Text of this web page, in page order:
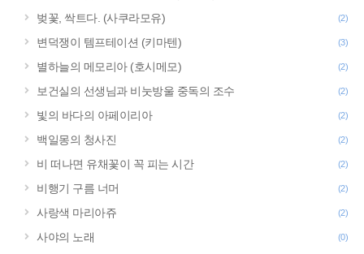
벚꽃, 싹트다. (사쿠라모유) (2)
변덕쟁이 템프테이션 (키마텐) (3)
별하늘의 메모리아 (호시메모) (2)
보건실의 선생님과 비눗방울 중독의 조수 (2)
빛의 바다의 아페이리아 (2)
백일몽의 청사진 (2)
비 떠나면 유채꽃이 꼭 피는 시간 (2)
비행기 구름 너머 (2)
사랑색 마리아쥬 (2)
사야의 노래 (0)